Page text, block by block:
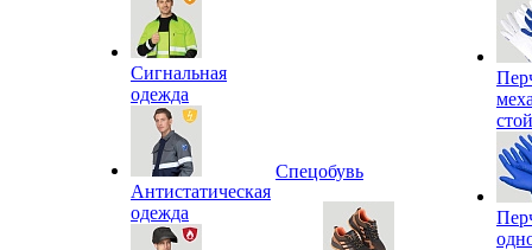
Сигнальная
одежда
Антистатическая
одежда
Спецобувь